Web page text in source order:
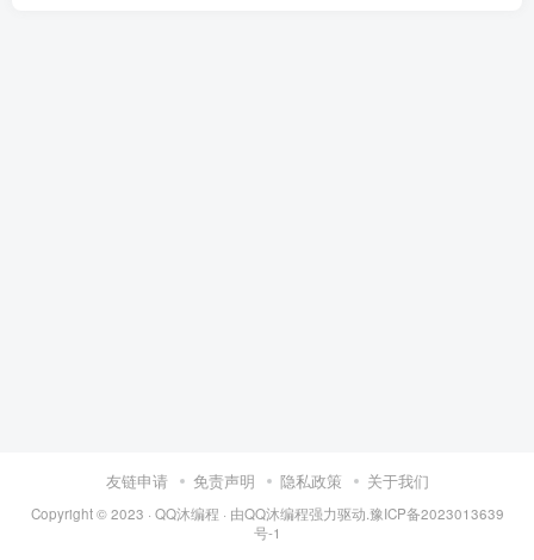
友链申请 免责声明 隐私政策 关于我们
Copyright © 2023 · QQ沐编程 · 由QQ沐编程强力驱动. 豫ICP备2023013639
号-1